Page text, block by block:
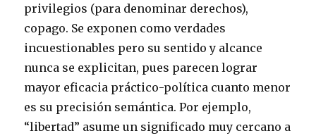
privilegios (para denominar derechos),
copago. Se exponen como verdades
incuestionables pero su sentido y alcance
nunca se explicitan, pues parecen lograr
mayor eficacia práctico-política cuanto menor
es su precisión semántica. Por ejemplo,
“libertad” asume un significado muy cercano a